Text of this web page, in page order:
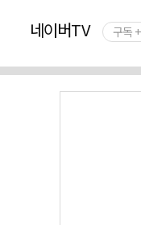
네이버TV 구독 +